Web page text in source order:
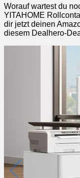
Worauf wartest du
YITAHOME
dir jetzt deinen
diesem Dealhero-